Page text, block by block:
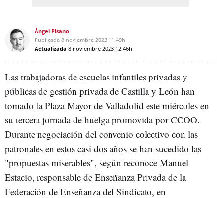
Ángel Pisano
Publicada 8 noviembre 2023 11:49h
Actualizada 8 noviembre 2023 12:46h
Las trabajadoras de escuelas infantiles privadas y
públicas de gestión privada de Castilla y León han
tomado la Plaza Mayor de Valladolid este miércoles en
su tercera jornada de huelga promovida por CCOO.
Durante negociación del convenio colectivo con las
patronales en estos casi dos años se han sucedido las
"propuestas miserables", según reconoce Manuel
Estacio, responsable de Enseñanza Privada de la
Federación de Enseñanza del Sindicato, en